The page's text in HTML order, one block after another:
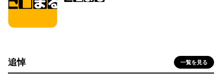
追悼 一覧を見る